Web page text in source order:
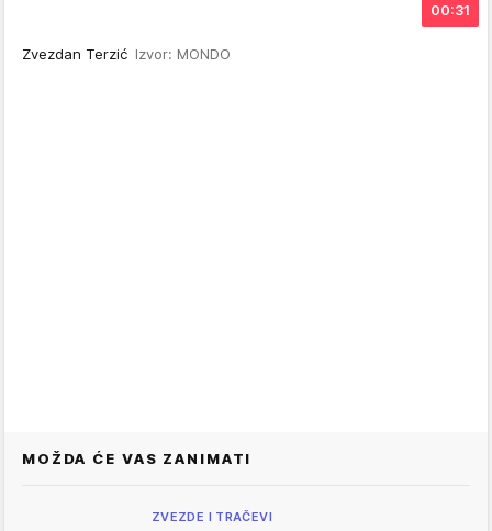
00:31
Zvezdan Terzić Izvor: MONDO
MOŽDA ĆE VAS ZANIMATI
ZVEZDE I TRAČEVI